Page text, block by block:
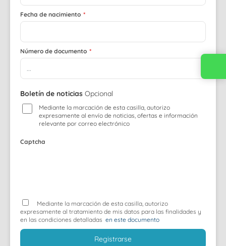
Fecha de nacimiento *
Número de documento *
Boletín de noticias Opcional
Mediante la marcación de esta casilla, autorizo
expresamente al envío de noticias, ofertas e información
relevante por correo electrónico
Captcha
Mediante la marcación de esta casilla, autorizo
expresamente al tratamiento de mis datos para las finalidades y
en las condiciones detalladas en este documento
Registrarse